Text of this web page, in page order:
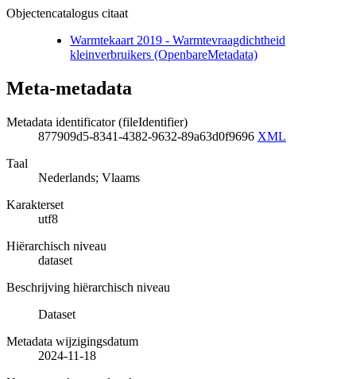
Objectencatalogus citaat
Warmtekaart 2019 - Warmtevraagdichtheid
kleinverbruikers (OpenbareMetadata)
Meta-metadata
Metadata identificator (fileIdentifier)
877909d5-8341-4382-9632-89a63d0f9696 XML
Taal
Nederlands; Vlaams
Karakterset
utf8
Hiërarchisch niveau
dataset
Beschrijving hiërarchisch niveau
Dataset
Metadata wijzigingsdatum
2024-11-18